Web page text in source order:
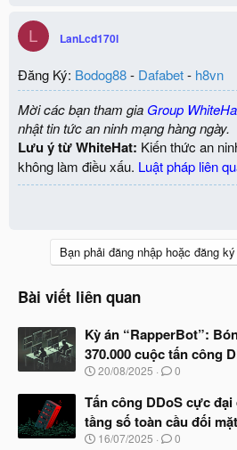
L LanLcd170l
Đăng Ký: Bodog88- Dafabet- h8vn
Mời các bạn tham gia Group
nhật tin tức an ninh mạng hàng ngày.
Lưu ý từ WhiteHat: Kiến thức an
không làm điều xấu. Luật pháp liên
Bạn phải đăng nhập hoặc đăng
Bài viết liên quan
Kỳ án “RapperBot”:
370.000 cuộc tấn công
N
à
y
b
ắ
20/08/2025 0
Tấn công DDoS cực
tầng số toàn cầu đối
N
16/07/2025 0